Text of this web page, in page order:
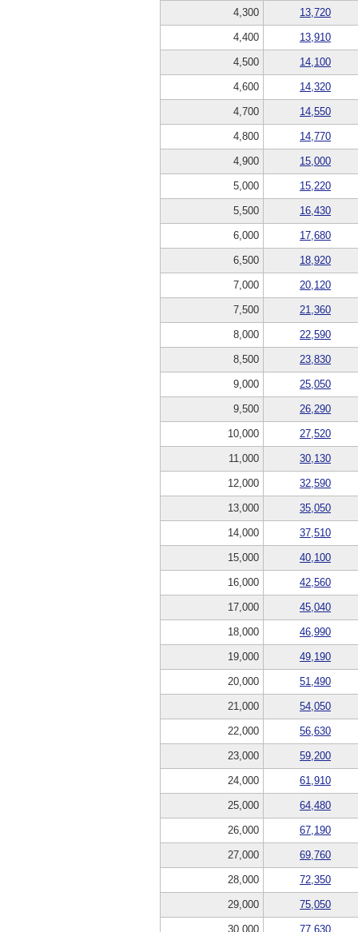
4,300 13,720
4,400 13,910
4,500 14,100
4,600 14,320
4,700 14,550
4,800 14,770
4,900 15,000
5,000 15,220
5,500 16,430
6,000 17,680
6,500 18,920
7,000 20,120
7,500 21,360
8,000 22,590
8,500 23,830
9,000 25,050
9,500 26,290
10,000 27,520
11,000 30,130
12,000 32,590
13,000 35,050
14,000 37,510
15,000 40,100
16,000 42,560
17,000 45,040
18,000 46,990
19,000 49,190
20,000 51,490
21,000 54,050
22,000 56,630
23,000 59,200
24,000 61,910
25,000 64,480
26,000 67,190
27,000 69,760
28,000 72,350
29,000 75,050
30,000 77,630